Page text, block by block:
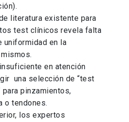
literatura existente para
test clínicos revela falta
uniformidad en la
en atención
una selección de “test
pinzamientos,
o tendones.
los expertos